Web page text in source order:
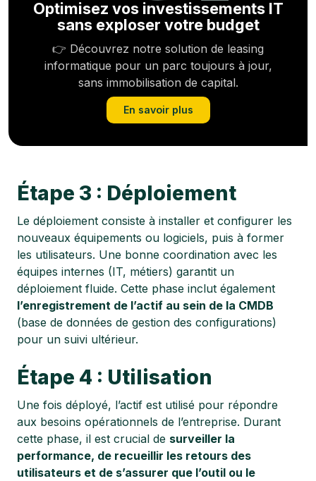
Optimisez vos investissements IT
sans exploser votre budget
👉 Découvrez notre solution de leasing
informatique pour un parc toujours à jour,
sans immobilisation de capital.
En savoir plus
Étape 3 : Déploiement
Le déploiement consiste à installer et configurer les
nouveaux équipements ou logiciels, puis à former
les utilisateurs. Une bonne coordination avec les
équipes internes (IT, métiers) garantit un
déploiement fluide. Cette phase inclut également
l’enregistrement de l’actif au sein de la CMDB
(base de données de gestion des configurations)
pour un suivi ultérieur.
Étape 4 : Utilisation
Une fois déployé, l’actif est utilisé pour répondre
aux besoins opérationnels de l’entreprise. Durant
cette phase, il est crucial de surveiller la
performance, de recueillir les retours des
utilisateurs et de s’assurer que l’outil ou le